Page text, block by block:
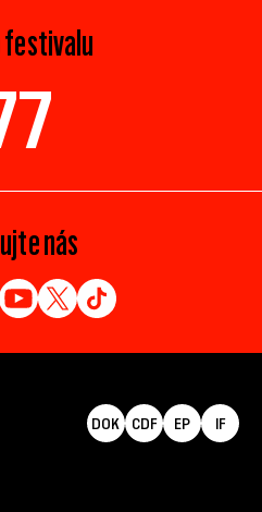
festivalu
nás
DOK CDF EP IF